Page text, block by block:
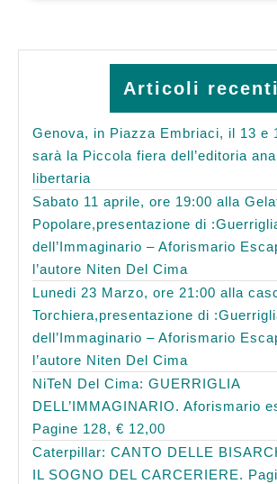
Articoli recenti
Genova, in Piazza Embriaci, il 13 e
sarà la Piccola fiera dell’editoria
libertaria
Sabato 11 aprile, ore 19:00 alla
Popolare,presentazione di
dell’Immaginario – Aforismario
l’autore Niten Del Cima
Lunedi 23 Marzo, ore 21:00 alla
Torchiera,presentazione di
dell’Immaginario – Aforismario
l’autore Niten Del Cima
NiTeN Del Cima: GUERRIGLIA
DELL’IMMAGINARIO. Aforismario
Pagine 128, € 12,00
Caterpillar: CANTO DELLE
IL SOGNO DEL CARCERIERE.